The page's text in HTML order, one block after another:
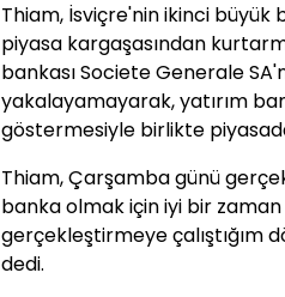
Thiam, İsviçre'nin ikinci büyük
piyasa kargaşasından
bankası Societe Generale
yakalayamayarak, yatırım
göstermesiyle birlikte
Thiam, Çarşamba günü
banka olmak için iyi bir zaman
gerçekleştirmeye çalıştığım
dedi.